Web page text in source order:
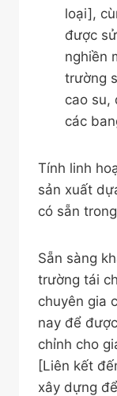
loại],
được
nghiền
trường
cao su,
các
Tính linh
sản xuất
có sẵn
Sẵn sàng
trường tái
chuyên gia
nay để
chỉnh cho
[Liên kết
xây dựng